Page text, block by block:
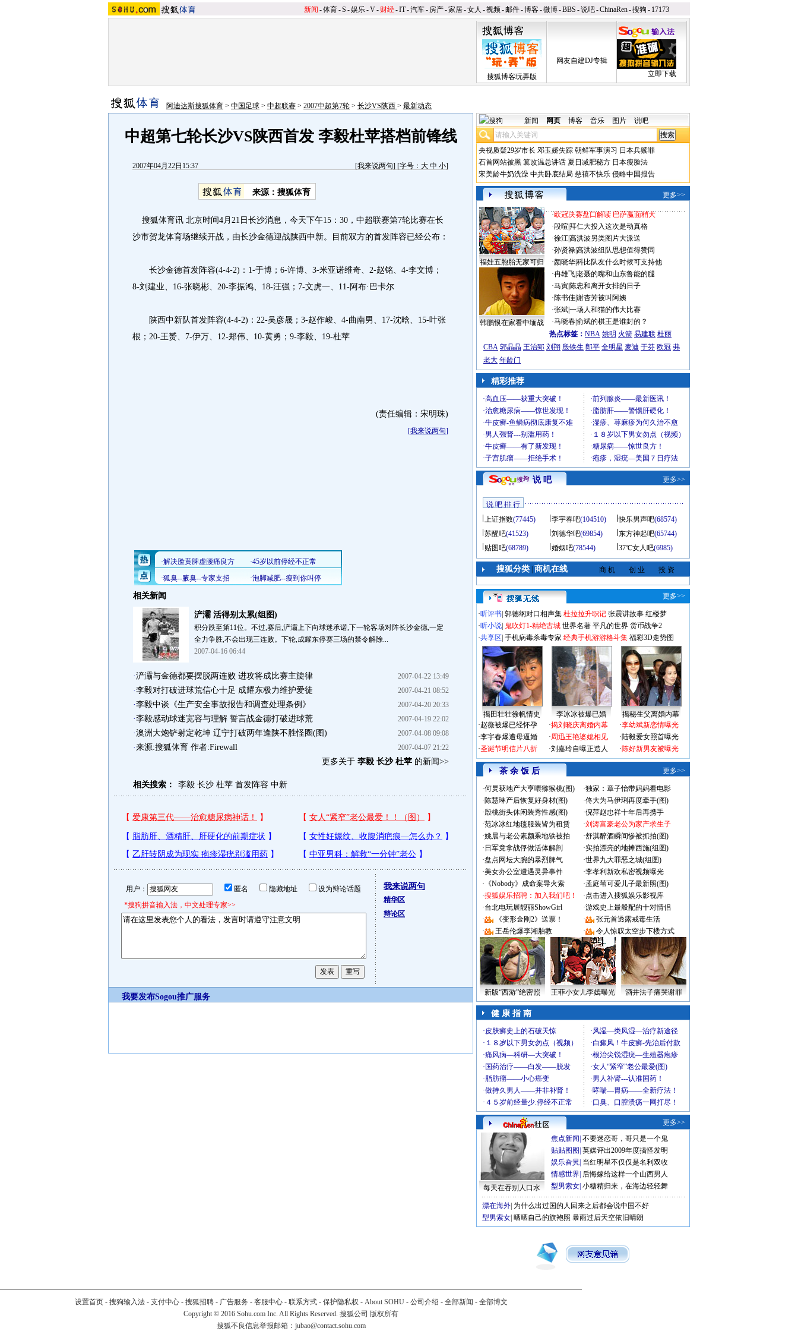
新闻 -体育-S -娱乐-V- 财经-IT-汽车- 房产-家居-女人 -视频-邮件-博客-微博-BBS -说吧-ChinaRen-搜狗 - 17173
搜狐博客玩弄版
网友自建DJ专辑
立即下载
阿迪达斯搜狐体育 > 中国足球 > 中超联赛 > 2007中超第7轮 > 长沙VS陕西 > 最新动态
中超第七轮长沙VS陕西首发 李毅杜苹搭档前锋线
2007年04月22日15:37 [我来说两句] [字号： 大 中 小]
来源：搜狐体育
搜狐体育讯 北京时间4月21日长沙消息，今天下午15：30，中超联赛第7轮比赛在长
沙市贺龙体育场继续开战，由长沙金德迎战陕西中新。目前双方的首发阵容已经公布：
长沙金德首发阵容(4-4-2)：1-于博；6-许博、3-米亚诺维奇、2-赵铭、4-李文博；
8-刘建业、16-张晓彬、20-李振鸿、18-汪强；7-文虎一、11-阿布·巴卡尔
陕西中新队首发阵容(4-4-2)：22-吴彦晟；3-赵作峻、4-曲南男、17-沈晗、15-叶张
根；20-王赟、7-伊万、12-郑伟、10-黄勇；9-李毅、19-杜苹
(责任编辑：宋明珠)
[我来说两句]
相关新闻
浐灞 活得别太累(组图)
积分跌至第11位。不过,赛后,浐灞上下向球迷承诺,下一轮客场对阵长沙金德,一定
全力争胜,不会出现三连败。下轮,成耀东停赛三场的禁令解除...
2007-04-16 06:44
2007-04-22 13:49
·浐灞与金德都要摆脱两连败 进攻将成比赛主旋律
2007-04-21 08:52
·李毅对打破进球荒信心十足 成耀东极力维护爱徒
2007-04-20 20:33
·李毅中谈《生产安全事故报告和调查处理条例》
2007-04-19 22:02
·李毅感动球迷宽容与理解 誓言战金德打破进球荒
2007-04-08 09:08
·澳洲大炮铲射定乾坤 辽宁打破两年逢陕不胜怪圈(图)
2007-04-07 21:22
·来源:搜狐体育 作者:Firewall
更多关于 李毅 长沙 杜苹的新闻>>
相关搜索： 李毅 长沙 杜苹 首发阵容 中新
用户： 匿名 隐藏地址
设为辩论话题
*搜狗拼音输入法，中文处理专家>>
我来说两句
精华区
辩论区
我要发布Sogou推广服务
新闻 网页 博客 音乐 图片 说吧
央视质疑29岁市长 邓玉娇失踪 朝鲜军事演习 日本兵赎罪
石首网站被黑 篡改温总讲话 夏日减肥秘方 日本瘦脸法
宋美龄牛奶洗澡 中共卧底结局 慈禧不快乐 侵略中国报告
更多>>
福娃五胞胎无家可归
韩鹏恨在家看中缅战
·欧冠决赛盘口解读 巴萨赢面稍大
·段暄 拜仁大投入这次是动真格
·徐江|高洪波另类图片大派送
·孙贤禄|高洪波组队思想值得赞同
·颜晓华|科比队友什么时候可支持他
·冉雄飞|老聂的嘴和山东鲁能的腿
·马寅| 陈忠和离开女排的日子
·陈书佳|谢杏芳被叫阿姨
·张斌|一场人和猫的伟大比赛
·马晓春|俞斌的棋王是谁封的？
热点标签： NBA 姚明 火箭 易建联 杜丽
CBA 郭晶晶 王治郅 刘翔 殷铁生 郎平 全明星 麦迪 于芬 欧冠 弗
老大 年龄门
精彩推荐
说 吧 更多>>
说 吧 排 行
上证指数(77445) 李宇春吧(104510) 快乐男声吧(68574)
苏醒吧(41523) 刘德华吧(69854) 东方神起吧(65744)
贴图吧(68789) 婚姻吧(78544) 37℃女人吧(6985)
搜狐分类 商机在线 商 机 创 业 投 资
更多>>
·听评书 郭德纲对口相声集 杜拉拉升职记 张震讲故事 红楼梦
·听小说 鬼吹灯1-精绝古城 世界名著 平凡的世界 货币战争2
·共享区 手机病毒杀毒专家 经典手机游游格斗集 福彩3D走势图
揭田壮壮徐帆情史 李冰冰被爆已婚
揭秘生父离婚内幕
·赵薇被爆已经怀孕
·李宇春爆遭母逼婚
·圣诞节明信片八折
·揭刘晓庆离婚内幕
·周迅王艳婆媳相见
·刘嘉玲自曝正造人
·李幼斌新恋情曝光
·陆毅爱女照首曝光
·陈好新男友被曝光
茶 余 饭 后 更多>>
·何炅获地产大亨喂猕猴桃(图) ·独家：章子怡带妈妈看电影
·陈慧琳产后恢复好身材(图) ·佟大为马伊琍再度牵手(图)
·殷桃街头休闲装秀性感(图) ·倪萍赵忠祥十年后再携手
·范冰冰红地毯服装皆为租赁 ·刘涛富豪老公为家产求生子
·姚晨与老公素颜乘地铁被拍 ·舒淇醉酒瞬间惨被抓拍(图)
· 日军竟拿战俘做活体解剖 ·实拍漂亮的地摊西施(组图)
·盘点网坛大腕的暴烈脾气 ·世界九大罪恶之城(组图)
·美女办公室遭遇灵异事件 ·李孝利新欢私密视频曝光
· 《Nobody》成命案导火索 ·孟庭苇可爱儿子最新照(图)
·搜狐娱乐招聘：加入我们吧！ ·点击进入搜狐娱乐影视库
·台北电玩展靓丽ShowGirl ·游戏史上最般配的十对情侣
·
《变形金刚2》送票！ ·
张元首透露戒毒生活
·
王岳伦爆李湘胎教 · 令人惊叹太空步下楼方式
新版“西游”绝密照 王菲小女儿李嫣曝光 酒井法子痛哭谢罪
健 康 指 南
更多>>
每天在吞别人口水
焦点新闻 不要迷恋哥，哥只是一个鬼
贴贴图图 英媒评出2009年度搞怪发明
娱乐旮旯 当红明星不仅仅是名利双收
情感世界 后悔嫁给这样一个山西男人
型男索女 小糖精归来，在海边轻轻舞
漂在海外 为什么出过国的人回来之后都会说中国不好
型男索女 晒晒自己的旗袍照 暴雨过后天空依旧晴朗
设置首页- 搜狗输入法- 支付中心- 搜狐招聘- 广告服务 - 客服中心- 联系方式- 保护隐私权 - About SOHU- 公司介绍 - 全部新闻 - 全部博文
Copyright © 2016 Sohu.com Inc. All Rights Reserved. 搜狐公司 版权所有
搜狐不良信息举报邮箱： jubao@contact.sohu.com